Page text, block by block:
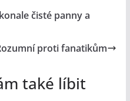
čisté panny a
proti fanatikům
také líbit